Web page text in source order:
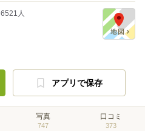
6521 人
アプリで保存
写真
747
口コミ
373